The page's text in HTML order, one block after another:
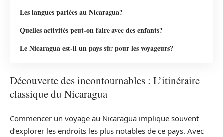
Les langues parlées au Nicaragua?
Quelles activités peut-on faire avec des enfants?
Le Nicaragua est-il un pays sûr pour les voyageurs?
Découverte des incontournables : L’itinéraire
classique du Nicaragua
Commencer un voyage au Nicaragua implique souvent
d’explorer les endroits les plus notables de ce pays. Avec